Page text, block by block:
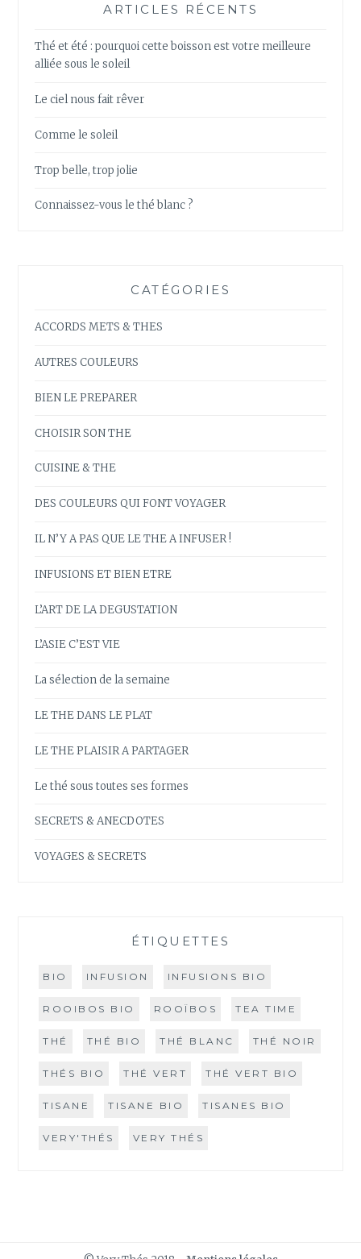
ARTICLES RÉCENTS
Thé et été : pourquoi cette boisson est votre meilleure
alliée sous le soleil
Le ciel nous fait rêver
Comme le soleil
Trop belle, trop jolie
Connaissez-vous le thé blanc ?
CATÉGORIES
ACCORDS METS & THES
AUTRES COULEURS
BIEN LE PREPARER
CHOISIR SON THE
CUISINE & THE
DES COULEURS QUI FONT VOYAGER
IL N’Y A PAS QUE LE THE A INFUSER !
INFUSIONS ET BIEN ETRE
L’ART DE LA DEGUSTATION
L’ASIE C’EST VIE
La sélection de la semaine
LE THE DANS LE PLAT
LE THE PLAISIR A PARTAGER
Le thé sous toutes ses formes
SECRETS & ANECDOTES
VOYAGES & SECRETS
ÉTIQUETTES
BIO INFUSION INFUSIONS BIO
ROOIBOS BIO ROOÏBOS TEA TIME
THÉ THÉ BIO THÉ BLANC THÉ NOIR
THÉS BIO THÉ VERT THÉ VERT BIO
TISANE TISANE BIO TISANES BIO
VERY'THÉS VERY THÉS